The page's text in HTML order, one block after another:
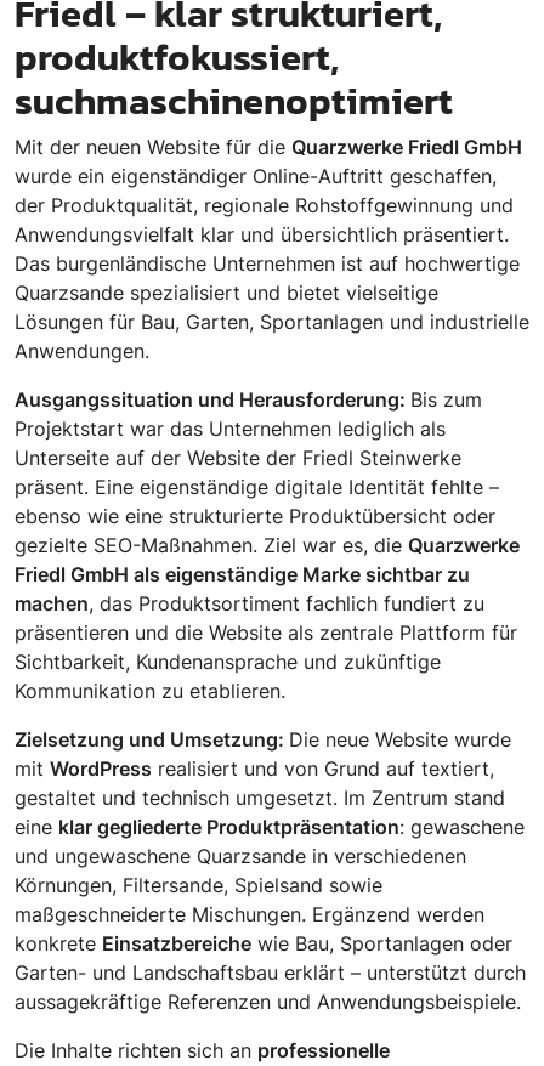
Friedl – klar strukturiert,
produktfokussiert,
suchmaschinenoptimiert
Mit der neuen Website für die Quarzwerke Friedl GmbH
wurde ein eigenständiger Online-Auftritt geschaffen,
der Produktqualität, regionale Rohstoffgewinnung und
Anwendungsvielfalt klar und übersichtlich präsentiert.
Das burgenländische Unternehmen ist auf hochwertige
Quarzsande spezialisiert und bietet vielseitige
Lösungen für Bau, Garten, Sportanlagen und industrielle
Anwendungen.
Ausgangssituation und Herausforderung: Bis zum
Projektstart war das Unternehmen lediglich als
Unterseite auf der Website der Friedl Steinwerke
präsent. Eine eigenständige digitale Identität fehlte –
ebenso wie eine strukturierte Produktübersicht oder
gezielte SEO-Maßnahmen. Ziel war es, die Quarzwerke
Friedl GmbH als eigenständige Marke sichtbar zu
machen, das Produktsortiment fachlich fundiert zu
präsentieren und die Website als zentrale Plattform für
Sichtbarkeit, Kundenansprache und zukünftige
Kommunikation zu etablieren.
Zielsetzung und Umsetzung: Die neue Website wurde
mit WordPress realisiert und von Grund auf textiert,
gestaltet und technisch umgesetzt. Im Zentrum stand
eine klar gegliederte Produktpräsentation: gewaschene
und ungewaschene Quarzsande in verschiedenen
Körnungen, Filtersande, Spielsand sowie
maßgeschneiderte Mischungen. Ergänzend werden
konkrete Einsatzbereiche wie Bau, Sportanlagen oder
Garten- und Landschaftsbau erklärt – unterstützt durch
aussagekräftige Referenzen und Anwendungsbeispiele.
Die Inhalte richten sich an professionelle